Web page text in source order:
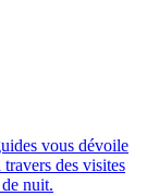
vous dévoile
des visites
nuit.